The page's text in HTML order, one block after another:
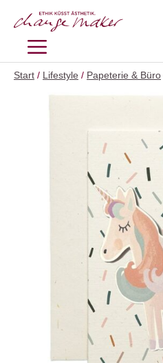
Inhalt
MENÜ
Start / Lifestyle / Papeterie & Büro